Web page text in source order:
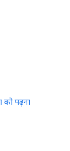
को पढ़ना